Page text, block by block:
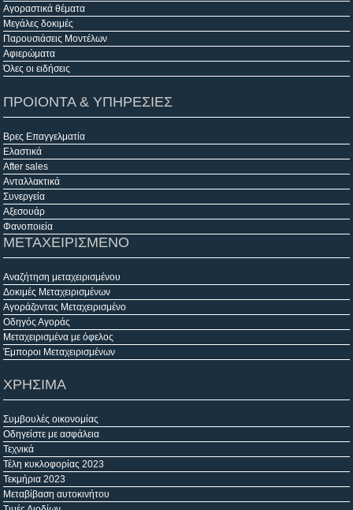
Αγοραστικά θέματα
Μεγάλες δοκιμές
Παρουσιάσεις Μοντέλων
Αφιερώματα
Όλες οι ειδήσεις
ΠΡΟΙΟΝΤΑ & ΥΠΗΡΕΣΙΕΣ
Βρες Επαγγελματία
Ελαστικά
After sales
Ανταλλακτικά
Συνεργεία
Αξεσουάρ
Φανοποιεία
ΜΕΤΑΧΕΙΡΙΣΜΕΝΟ
Αναζήτηση μεταχειρισμένου
Δοκιμές Μεταχειρισμένων
Αγοράζοντας Μεταχειρισμένο
Οδηγός Αγοράς
Μεταχειρισμένα με όφελος
Έμποροι Μεταχειρισμένων
ΧΡΗΣΙΜΑ
Συμβουλές οικονομίας
Οδηγείστε με ασφάλεια
Τεχνικά
Τέλη κυκλοφορίας 2023
Τεκμήρια 2023
Μεταβίβαση αυτοκινήτου